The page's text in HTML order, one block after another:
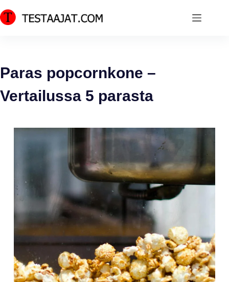
Skip
to
Paras popcornkone –
Vertailussa 5 parasta